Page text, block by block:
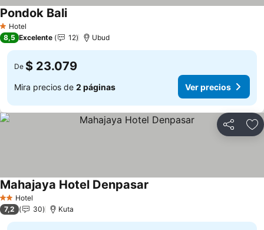
1 Estrellas
Hotel
Pondok BaliVer precios
8,5 Excelente 12 Ubud
De $ 23.079
Mira precios de 2 páginas Ver precios
Compartir
2 Estrellas
Hotel
Mahajaya Hotel Denpasar
7,2 30 Kuta